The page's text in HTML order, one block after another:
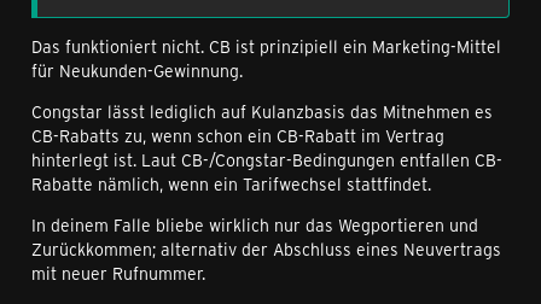
Das funktioniert nicht. CB ist prinzipiell ein Marketing-Mittel
für Neukunden-Gewinnung.
Congstar lässt lediglich auf Kulanzbasis das Mitnehmen es
CB-Rabatts zu, wenn schon ein CB-Rabatt im Vertrag
hinterlegt ist. Laut CB-/Congstar-Bedingungen entfallen CB-
Rabatte nämlich, wenn ein Tarifwechsel stattfindet.
In deinem Falle bliebe wirklich nur das Wegportieren und
Zurückkommen; alternativ der Abschluss eines Neuvertrags
mit neuer Rufnummer.